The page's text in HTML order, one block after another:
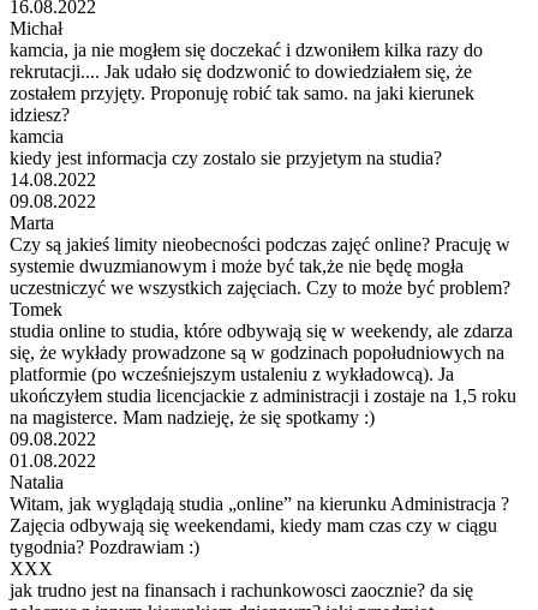
16.08.2022
Michał
kamcia, ja nie mogłem się doczekać i dzwoniłem kilka razy do
rekrutacji.... Jak udało się dodzwonić to dowiedziałem się, że
zostałem przyjęty. Proponuję robić tak samo. na jaki kierunek
idziesz?
kamcia
kiedy jest informacja czy zostalo sie przyjetym na studia?
14.08.2022
09.08.2022
Marta
Czy są jakieś limity nieobecności podczas zajęć online? Pracuję w
systemie dwuzmianowym i może być tak,że nie będę mogła
uczestniczyć we wszystkich zajęciach. Czy to może być problem?
Tomek
studia online to studia, które odbywają się w weekendy, ale zdarza
się, że wykłady prowadzone są w godzinach popołudniowych na
platformie (po wcześniejszym ustaleniu z wykładowcą). Ja
ukończyłem studia licencjackie z administracji i zostaje na 1,5 roku
na magisterce. Mam nadzieję, że się spotkamy :)
09.08.2022
01.08.2022
Natalia
Witam, jak wyglądają studia „online” na kierunku Administracja ?
Zajęcia odbywają się weekendami, kiedy mam czas czy w ciągu
tygodnia? Pozdrawiam :)
XXX
jak trudno jest na finansach i rachunkowosci zaocznie? da się